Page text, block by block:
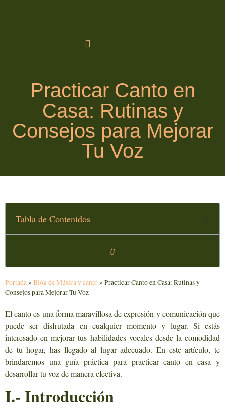
Practicar Canto en
Casa: Rutinas y
Consejos para Mejorar
Tu Voz
Tabla de Contenidos
Portada» Blog de Música y canto» Practicar Canto en Casa: Rutinas y
Consejos para Mejorar Tu Voz
El canto es una forma maravillosa de expresión y comunicación que
puede ser disfrutada en cualquier momento y lugar. Si estás
interesado en mejorar tus habilidades vocales desde la comodidad
de tu hogar, has llegado al lugar adecuado. En este artículo, te
brindaremos una guía práctica para practicar canto en casa y
desarrollar tu voz de manera efectiva.
I.- Introducción